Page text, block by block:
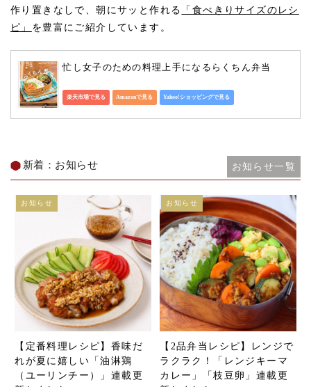
作り置きなしで、朝にサッと作れる
「食べきりサイズのレシ
ピ」 を豊富にご紹介しています。
忙し女子のための料理上手になるらくちん弁当
楽天市場で見る Amazonで見る Yahoo!ショッピングで見る
新着：お知らせ お知らせ一覧
【定番料理レシピ】香味だ
れが夏に嬉しい「油淋鶏
（ユーリンチー）」連載更
お知らせ
【2品弁当レシピ】レンジで
ラクラク！「レンジキーマ
カレー」「枝豆卵」連載更
お知らせ